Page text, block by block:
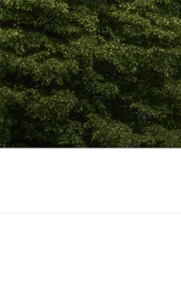
Przejdź
do
treści